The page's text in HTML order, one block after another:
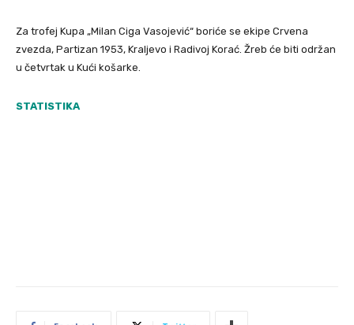
Za trofej Kupa „Milan Ciga Vasojević“ boriće se ekipe Crvena
zvezda, Partizan 1953, Kraljevo i Radivoj Korać. Žreb će biti održan
u četvrtak u Kući košarke.
STATISTIKA